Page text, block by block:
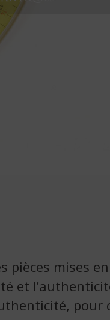
mises
et
pour